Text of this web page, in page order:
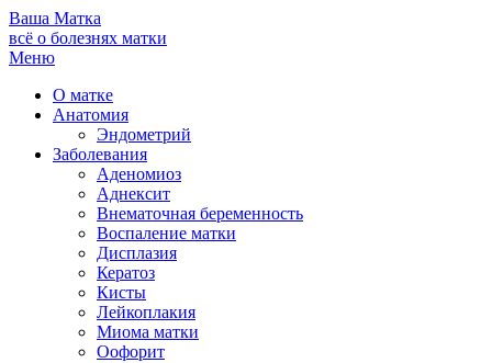
Ваша Матка
всё о болезнях матки
Меню
О матке
Анатомия
Эндометрий
Заболевания
Аденомиоз
Аднексит
Внематочная беременность
Воспаление матки
Дисплазия
Кератоз
Кисты
Лейкоплакия
Миома матки
Оофорит